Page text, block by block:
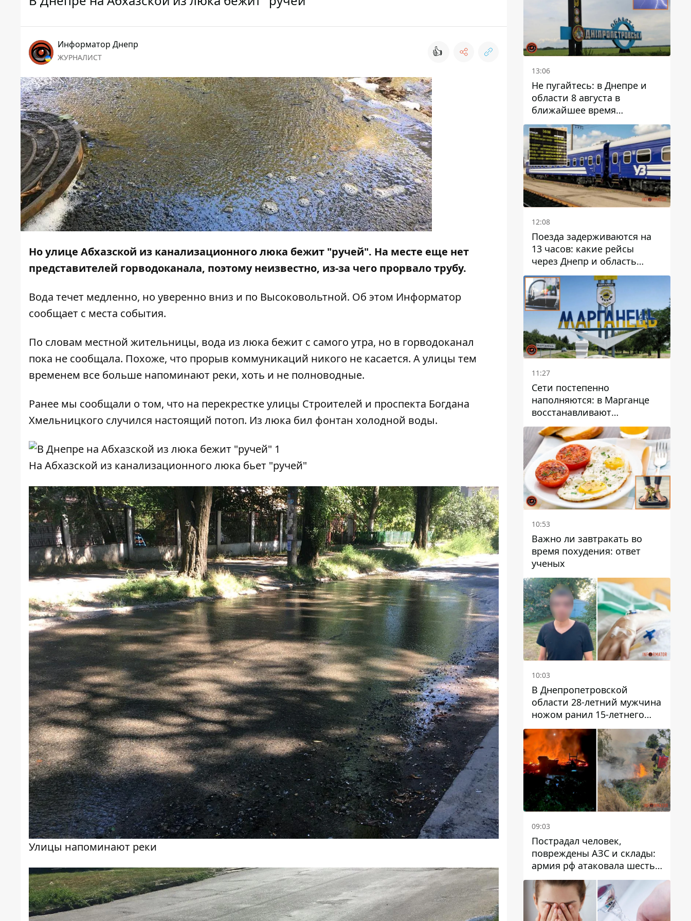
Информатор Днепр
ЖУРНАЛИСТ 👍
Но улице Абхазской из канализационного люка бежит "ручей". На месте еще нет
представителей горводоканала, поэтому неизвестно, из-за чего прорвало трубу.
Вода течет медленно, но уверенно вниз и по Высоковольтной. Об этом Информатор
сообщает с места события.
По словам местной жительницы, вода из люка бежит с самого утра, но в горводоканал
пока не сообщала. Похоже, что прорыв коммуникаций никого не касается. А улицы тем
временем все больше напоминают реки, хоть и не полноводные.
Ранее мы сообщали о том, что на перекрестке улицы Строителей и проспекта Богдана
Хмельницкого случился настоящий потоп. Из люка бил фонтан холодной воды.
На Абхазской из канализационного люка бьет "ручей"
Улицы напоминают реки
13:06
Не пугайтесь: в Днепре и
области 8 августа в
ближайшее время
ожидается гроза
12:08
Поезда задерживаются на
13 часов: какие рейсы
через Днепр и область
выбились из графика
11:27
Сети постепенно
наполняются: в Марганце
восстанавливают
водоснабжение
10:53
Важно ли завтракать во
время похудения: ответ
ученых
10:03
В Днепропетровской
области 28-летний мужчина
ножом ранил 15-летнего
парня
09:03
Пострадал человек,
повреждены АЗС и склады:
армия рф атаковала шесть
районов Днепропетровской
области